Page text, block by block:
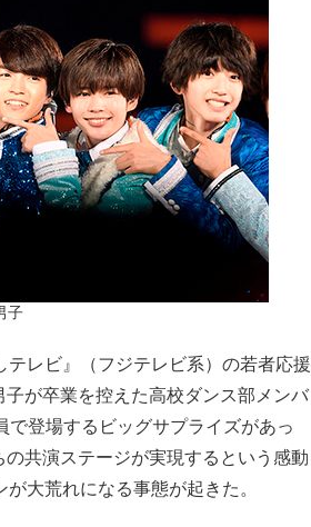
子
レビ』（フジテレビ系）の若者応援
が卒業を控えた高校ダンス部メンバ
で登場するビッグサプライズがあっ
共演ステージが実現するという感動
大荒れになる事態が起きた。